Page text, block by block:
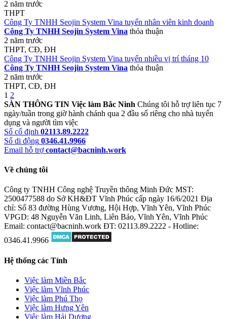
2 năm trước
THPT
Công Ty TNHH Seojin System Vina tuyển nhân viên kinh doanh
Công Ty TNHH Seojin System Vina thỏa thuận
2 năm trước
THPT, CĐ, ĐH
Công Ty TNHH Seojin System Vina tuyển nhiều vị trí tháng 10
Công Ty TNHH Seojin System Vina thỏa thuận
2 năm trước
THPT, CĐ, ĐH
1 2
SÀN THÔNG TIN Việc làm Bắc Ninh Chúng tôi hỗ trợ liên tục 7
ngày/tuần trong giờ hành chánh qua 2 đầu số riêng cho nhà tuyển
dụng và người tìm việc
Số cố định 02113.89.2222
Số di động 0346.41.9966
Email hỗ trợ contact@bacninh.work
Về chúng tôi
Công ty TNHH Công nghệ Truyền thông Minh Đức MST:
2500477588 do Sở KH&ĐT Vĩnh Phúc cấp ngày 16/6/2021 Địa
chỉ: Số 83 đường Hùng Vương, Hội Hợp, Vĩnh Yên, Vĩnh Phúc
VPGD: 48 Nguyễn Văn Linh, Liên Bảo, Vĩnh Yên, Vĩnh Phúc
Email: contact@bacninh.work ĐT: 02113.89.2222 - Hotline:
0346.41.9966
Hệ thống các Tỉnh
Việc làm Miền Bắc
Việc làm Vĩnh Phúc
Việc làm Phú Thọ
Việc làm Hưng Yên
Việc làm Hải Dương